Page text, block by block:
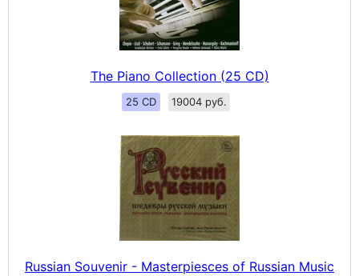
The Piano Collection (25 CD)
25 CD 19004 руб.
Russian Souvenir - Masterpiesces of Russian Music